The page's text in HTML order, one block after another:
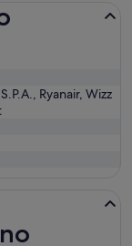
Ryanair, Wizz